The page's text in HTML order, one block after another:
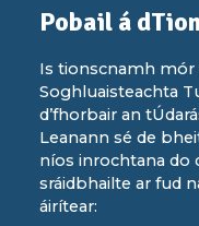
chontae.
Pobail á
Is tionscnamh
Soghluaisteachta
d’fhorbair an
Leanann sé de
níos inrochtana do
sráidbhailte ar fud
áirítear: